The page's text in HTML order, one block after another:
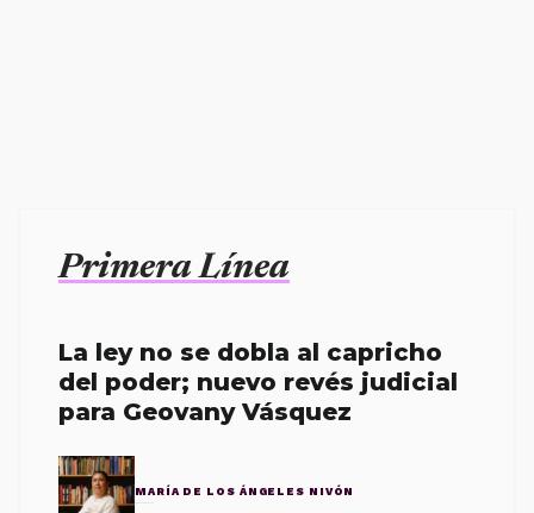
Primera Línea
La ley no se dobla al capricho
del poder; nuevo revés judicial
para Geovany Vásquez
MARÍA DE LOS ÁNGELES NIVÓN